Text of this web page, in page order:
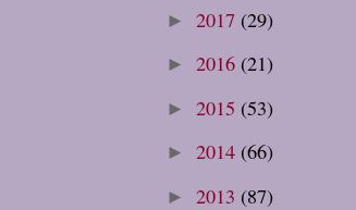
► 2017 (29)
► 2016 (21)
► 2015 (53)
► 2014 (66)
► 2013 (87)